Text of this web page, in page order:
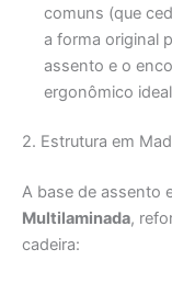
comuns (que
a forma original
assento e o
ergonômico
2. Estrutura em
A base de assento
Multilaminada,
cadeira: